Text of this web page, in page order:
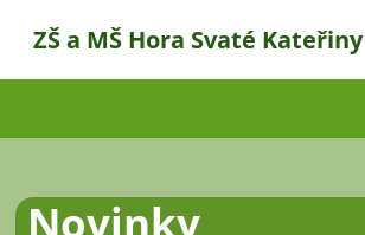
ZŠ a MŠ Hora Svaté Kateřiny
Novinky